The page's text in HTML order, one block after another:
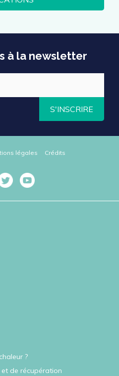
à la newsletter
S'INSCRIRE
légales Crédits
?
et de récupération